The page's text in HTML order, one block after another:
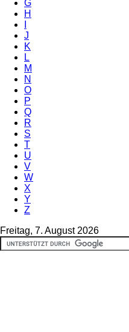
G
H
J
K
L
M
N
O
P
Q
R
S
T
U
V
W
X
Y
Z
Freitag, 7. August 2026